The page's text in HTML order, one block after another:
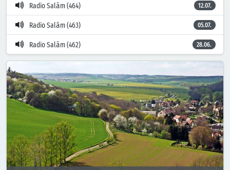
Radio Salām (464) 12.07.
Radio Salām (463) 05.07.
Radio Salām (462) 28.06.